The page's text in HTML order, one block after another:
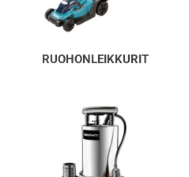
RUOHONLEIKKURIT